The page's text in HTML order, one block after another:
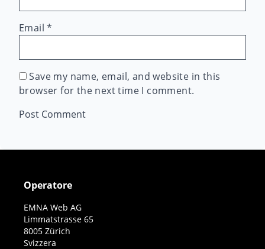
Email*
Save my name, email, and website in this
browser for the next time I comment.
Operatore
EMNA Web AG
Limmatstrasse 65
8005 Zürich
Svizzera